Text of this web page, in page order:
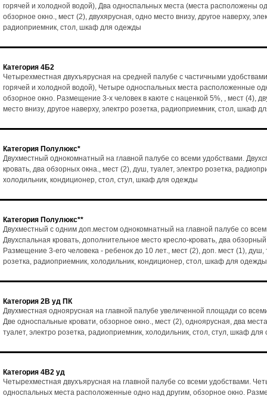
горячей и холодной водой), Два односпальных места (места расположены
обзорное окно., мест (2), двухярусная, одно место внизу, другое наверху,
радиоприемник, стол, шкаф для одежды
Категория 4Б2
Четырехместная двухъярусная на средней палубе с частичными
горячей и холодной водой), Четыре односпальных места расположенные
обзорное окно. Размещение 3-х человек в каюте с наценкой 5%, , мест (4),
место внизу, другое наверху, электро розетка, радиоприемник, стол, шкаф
Категория Полулюкс*
Двухместный однокомнатный на главной палубе со всеми удобствами.
кровать, два обзорных окна., мест (2), душ, туалет, электро розетка,
холодильник, кондиционер, стол, стул, шкаф для одежды
Категория Полулюкс**
Двухместный с одним доп.местом однокомнатный на главной палубе со
Двухспальная кровать, дополнительное место кресло-кровать, два
Размещение 3-его человека - ребенок до 10 лет., мест (2), доп. мест (1), душ,
розетка, радиоприемник, холодильник, кондиционер, стол, шкаф для одежды
Категория 2В уд ПК
Двухместная одноярусная на главной палубе увеличенной площади со
Две односпальные кровати, обзорное окно., мест (2), одноярусная, два
туалет, электро розетка, радиоприемник, холодильник, стол, стул, шкаф
Категория 4В2 уд
Четырехместная двухъярусная на главной палубе со всеми удобствами.
односпальных места расположенные одно над другим, обзорное окно.